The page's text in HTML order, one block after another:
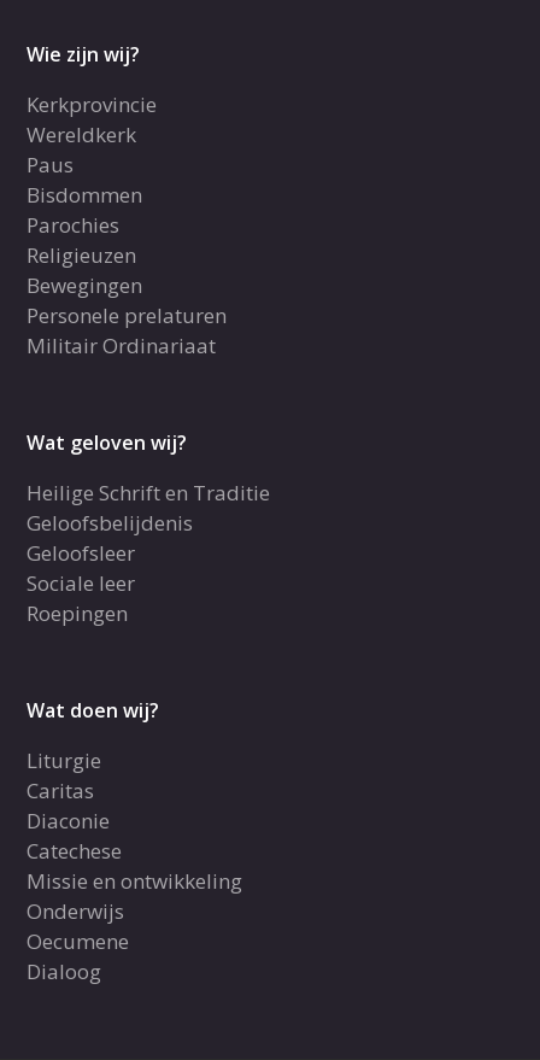
Wie zijn wij?
Kerkprovincie
Wereldkerk
Paus
Bisdommen
Parochies
Religieuzen
Bewegingen
Personele prelaturen
Militair Ordinariaat
Wat geloven wij?
Heilige Schrift en Traditie
Geloofsbelijdenis
Geloofsleer
Sociale leer
Roepingen
Wat doen wij?
Liturgie
Caritas
Diaconie
Catechese
Missie en ontwikkeling
Onderwijs
Oecumene
Dialoog